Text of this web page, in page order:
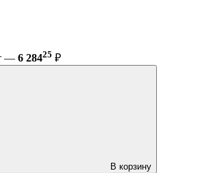
— 6 28425 ₽
В корзину